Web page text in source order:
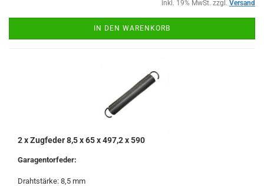
inkl. 19% MwSt. zzgl. Versand
IN DEN WARENKORB
2 x Zugfeder 8,5 x 65 x 497,2 x 590
Garagentorfeder:
Drahtstärke: 8,5 mm